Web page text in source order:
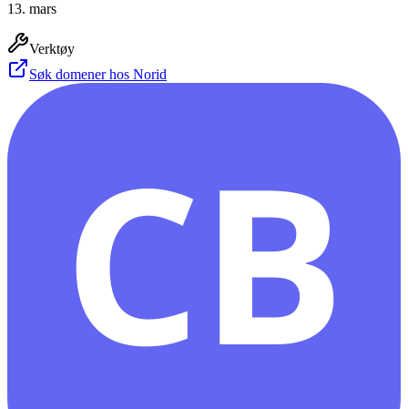
13. mars
Verktøy
Søk domener hos Norid
CB